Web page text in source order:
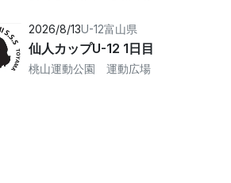
2026/8/13U-12富山県
仙人カップU-12 1日目
桃山運動公園 運動広場